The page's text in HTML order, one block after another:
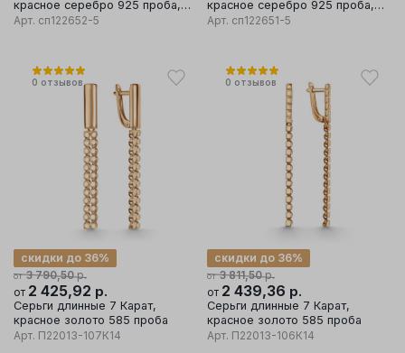
красное серебро 925 проба,
вставка фианит
Арт. сп122652-5
красное серебро 925 проба,
вставка фианит/эмаль
Арт. сп122651-5
0 отзывов
от 3 790,50р.
скидки до 36%
от 2 425,92 р.
Серьги длинные 7 Карат,
красное золото 585 проба
Арт. П22013-107К14
0 отзывов
от 3 811,50р.
скидки до 36%
от 2 439,36 р.
Серьги длинные 7 Карат,
красное золото 585 проба
Арт. П22013-106К14